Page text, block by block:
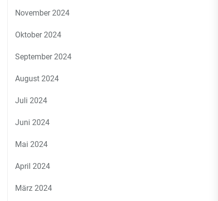
November 2024
Oktober 2024
September 2024
August 2024
Juli 2024
Juni 2024
Mai 2024
April 2024
März 2024